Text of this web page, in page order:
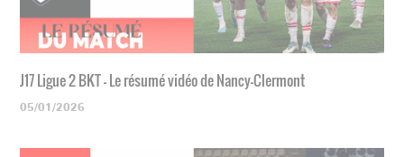
J17 Ligue 2 BKT - Le résumé vidéo de Nancy-Clermont
05/01/2026